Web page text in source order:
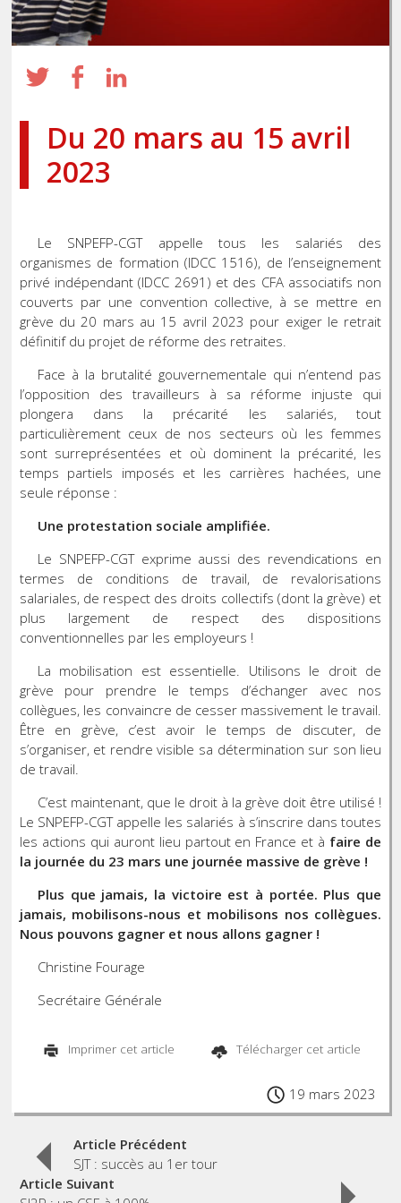
Du 20 mars au 15 avril
2023
Le SNPEFP-CGT appelle tous les salariés des
organismes de formation (IDCC 1516), de l’enseignement
privé indépendant (IDCC 2691) et des CFA associatifs non
couverts par une convention collective, à se mettre en
grève du 20 mars au 15 avril 2023 pour exiger le retrait
définitif du projet de réforme des retraites.
Face à la brutalité gouvernementale qui n’entend pas
l’opposition des travailleurs à sa réforme injuste qui
plongera dans la précarité les salariés, tout
particulièrement ceux de nos secteurs où les femmes
sont surreprésentées et où dominent la précarité, les
temps partiels imposés et les carrières hachées, une
seule réponse :
Une protestation sociale amplifiée.
Le SNPEFP-CGT exprime aussi des revendications en
termes de conditions de travail, de revalorisations
salariales, de respect des droits collectifs (dont la grève) et
plus largement de respect des dispositions
conventionnelles par les employeurs !
La mobilisation est essentielle. Utilisons le droit de
grève pour prendre le temps d’échanger avec nos
collègues, les convaincre de cesser massivement le travail.
Être en grève, c’est avoir le temps de discuter, de
s’organiser, et rendre visible sa détermination sur son lieu
de travail.
C’est maintenant, que le droit à la grève doit être utilisé !
Le SNPEFP-CGT appelle les salariés à s’inscrire dans toutes
les actions qui auront lieu partout en France et à faire de
la journée du 23 mars une journée massive de grève !
Plus que jamais, la victoire est à portée. Plus que
jamais, mobilisons-nous et mobilisons nos collègues.
Nous pouvons gagner et nous allons gagner !
Christine Fourage
Secrétaire Générale
Imprimer cet article Télécharger cet article
19 mars 2023
PostArticle Précédent
SJT : succès au 1er tour
Article Suivant